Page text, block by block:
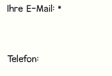
Ihre E-Mail: *
Telefon: